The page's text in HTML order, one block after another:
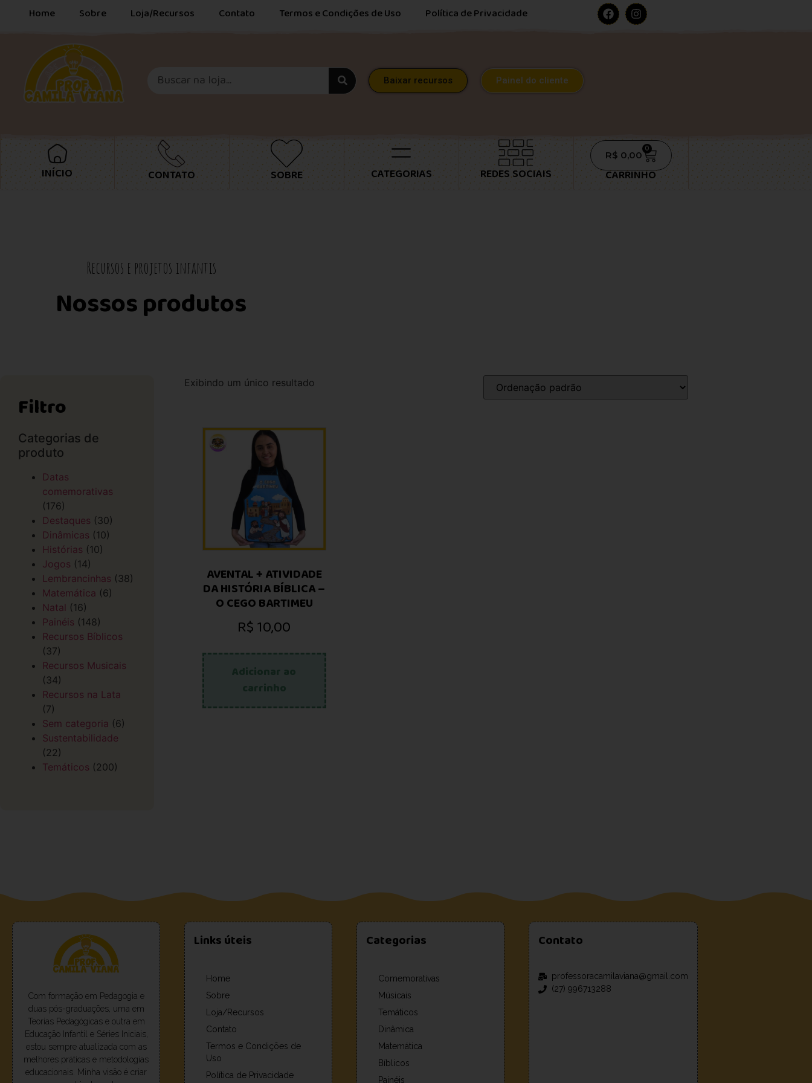
Home Sobre Loja/Recursos Contato Termos e Condições de Uso Política de Privacidade
Baixar recursos Painel do cliente
INÍCIO CONTATO SOBRE CATEGORIAS REDES SOCIAIS
R$ 0,00
0
CARRINHO
Recursos e projetos infantis
Nossos produtos
Filtro
Categorias de
produto
Datas
comemorativas
(176)
Destaques (30)
Dinâmicas (10)
Histórias (10)
Jogos (14)
Lembrancinhas (38)
Matemática (6)
Natal (16)
Painéis (148)
Recursos Bíblicos
(37)
Recursos Musicais
(34)
Recursos na Lata
(7)
Sem categoria (6)
Sustentabilidade
(22)
Temáticos (200)
Exibindo um único resultado
AVENTAL + ATIVIDADE
DA HISTÓRIA BÍBLICA –
O CEGO BARTIMEU
R$10,00
Adicionar ao
carrinho
Com formação em Pedagogia e
duas pós-graduações, uma em
Teorias Pedagógicas e outra em
Educação Infantil e Séries Iniciais,
estou sempre atualizada com as
melhores práticas e metodologias
educacionais. Minha visão é criar
Links úteis
Home
Sobre
Loja/Recursos
Contato
Termos e Condições de
Uso
Política de Privacidade
Categorias
Comemorativas
Músicais
Temáticos
Dinâmica
Matemática
Bíblicos
Painéis
Contato
professoracamilaviana@gmail.com
(27) 996713288